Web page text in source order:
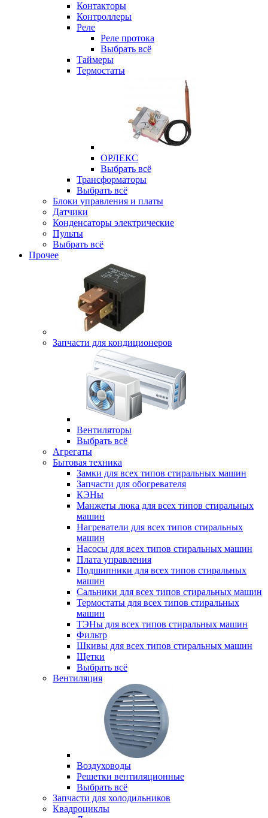
Контакторы
Контроллеры
Реле
Реле протока
Выбрать всё
Таймеры
Термостаты
ОРЛЕКС
Выбрать всё
Трансформаторы
Выбрать всё
Блоки управления и платы
Датчики
Конденсаторы электрические
Пульты
Выбрать всё
Прочее
Запчасти для кондиционеров
Вентиляторы
Выбрать всё
Агрегаты
Бытовая техника
Замки для всех типов стиральных машин
Запчасти для обогревателя
КЭНы
Манжеты люка для всех типов стиральных
машин
Нагреватели для всех типов стиральных
машин
Насосы для всех типов стиральных машин
Плата управления
Подшипники для всех типов стиральных
машин
Сальники для всех типов стиральных машин
Термостаты для всех типов стиральных
машин
ТЭНы для всех типов стиральных машин
Фильтр
Шкивы для всех типов стиральных машин
Щетки
Выбрать всё
Вентиляция
Воздуховоды
Решетки вентиляционные
Выбрать всё
Запчасти для холодильников
Квадроциклы